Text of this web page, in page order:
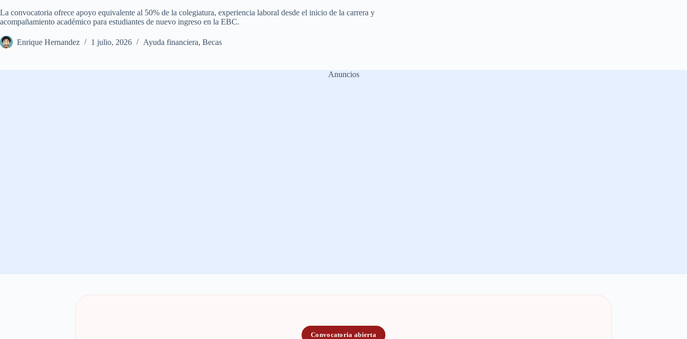
La convocatoria ofrece apoyo equivalente al 50% de la colegiatura, experiencia laboral desde el inicio de la carrera y
acompañamiento académico para estudiantes de nuevo ingreso en la EBC.
Enrique Hernandez 1 julio, 2026 Ayuda financiera, Becas
Anuncios
Convocatoria abierta